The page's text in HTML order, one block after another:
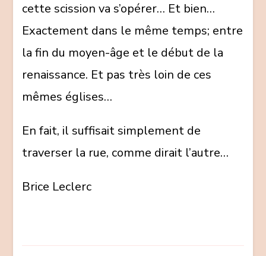
cette scission va s’opérer… Et bien…
Exactement dans le même temps; entre
la fin du moyen-âge et le début de la
renaissance. Et pas très loin de ces
mêmes églises…
En fait, il suffisait simplement de
traverser la rue, comme dirait l’autre…
Brice Leclerc